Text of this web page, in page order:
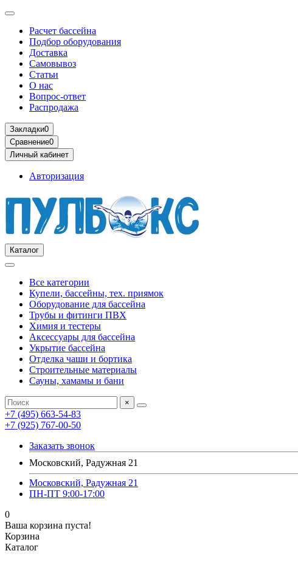
Расчет бассейна
Подбор оборудования
Доставка
Самовывоз
Статьи
О нас
Вопрос-ответ
Распродажа
Закладки0
Сравнение0
Личный кабинет
Авторизация
Каталог
Все категории
Купели, бассейны, тех. приямок
Оборудование для бассейна
Трубы и фитинги ПВХ
Химия и тестеры
Аксессуары для бассейна
Укрытие бассейна
Отделка чаши и бортика
Строительные материалы
Сауны, хамамы и бани
×
+7 (495) 663-54-83
+7 (925) 767-00-50
Заказать звонок
Московский, Радужная 21
Московский, Радужная 21
ПН-ПТ 9:00-17:00
0
Ваша корзина пуста!
Корзина
Каталог